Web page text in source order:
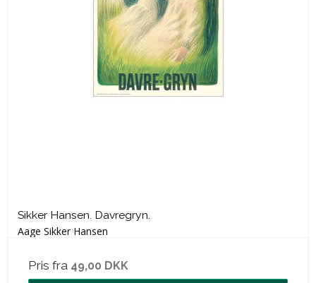
Sikker Hansen. Davregryn.
Aage Sikker Hansen
Pris fra 49,00 DKK